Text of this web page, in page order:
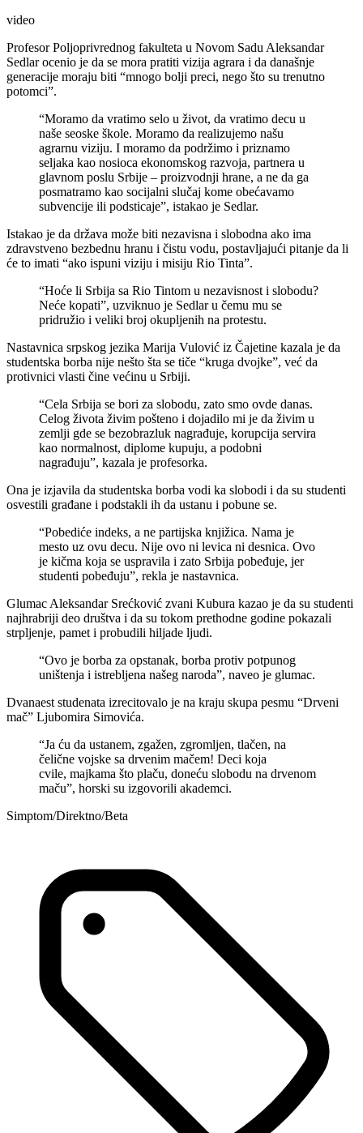
video
Profesor Poljoprivrednog fakulteta u Novom Sadu Aleksandar
Sedlar ocenio je da se mora pratiti vizija agrara i da današnje
generacije moraju biti “mnogo bolji preci, nego što su trenutno
potomci”.
“Moramo da vratimo selo u život, da vratimo decu u
naše seoske škole. Moramo da realizujemo našu
agrarnu viziju. I moramo da podržimo i priznamo
seljaka kao nosioca ekonomskog razvoja, partnera u
glavnom poslu Srbije – proizvodnji hrane, a ne da ga
posmatramo kao socijalni slučaj kome obećavamo
subvencije ili podsticaje”, istakao je Sedlar.
Istakao je da država može biti nezavisna i slobodna ako ima
zdravstveno bezbednu hranu i čistu vodu, postavljajući pitanje da li
će to imati “ako ispuni viziju i misiju Rio Tinta”.
“Hoće li Srbija sa Rio Tintom u nezavisnost i slobodu?
Neće kopati”, uzviknuo je Sedlar u čemu mu se
pridružio i veliki broj okupljenih na protestu.
Nastavnica srpskog jezika Marija Vulović iz Čajetine kazala je da
studentska borba nije nešto šta se tiče “kruga dvojke”, već da
protivnici vlasti čine većinu u Srbiji.
“Cela Srbija se bori za slobodu, zato smo ovde danas.
Celog života živim pošteno i dojadilo mi je da živim u
zemlji gde se bezobrazluk nagrađuje, korupcija servira
kao normalnost, diplome kupuju, a podobni
nagrađuju”, kazala je profesorka.
Ona je izjavila da studentska borba vodi ka slobodi i da su studenti
osvestili građane i podstakli ih da ustanu i pobune se.
“Pobediće indeks, a ne partijska knjižica. Nama je
mesto uz ovu decu. Nije ovo ni levica ni desnica. Ovo
je kičma koja se uspravila i zato Srbija pobeđuje, jer
studenti pobeđuju”, rekla je nastavnica.
Glumac Aleksandar Srećković zvani Kubura kazao je da su studenti
najhrabriji deo društva i da su tokom prethodne godine pokazali
strpljenje, pamet i probudili hiljade ljudi.
“Ovo je borba za opstanak, borba protiv potpunog
uništenja i istrebljena našeg naroda”, naveo je glumac.
Dvanaest studenata izrecitovalo je na kraju skupa pesmu “Drveni
mač” Ljubomira Simovića.
“Ja ću da ustanem, zgažen, zgromljen, tlačen, na
čelične vojske sa drvenim mačem! Deci koja
cvile, majkama što plaču, doneću slobodu na drvenom
maču”, horski su izgovorili akademci.
Simptom/Direktno/Beta